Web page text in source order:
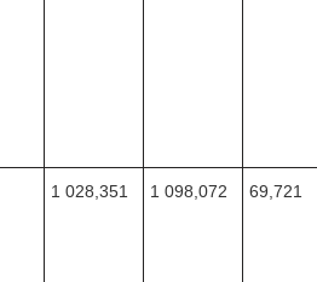
1 028,351 1 098,072 69,721